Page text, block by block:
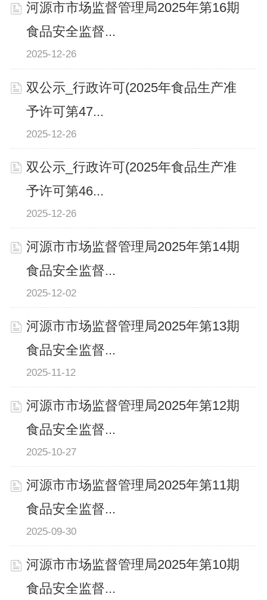
河源市市场监督管理局2025年第16期
食品安全监督...
2025-12-26
双公示_行政许可(2025年食品生产准
予许可第47...
2025-12-26
双公示_行政许可(2025年食品生产准
予许可第46...
2025-12-26
河源市市场监督管理局2025年第14期
食品安全监督...
2025-12-02
河源市市场监督管理局2025年第13期
食品安全监督...
2025-11-12
河源市市场监督管理局2025年第12期
食品安全监督...
2025-10-27
河源市市场监督管理局2025年第11期
食品安全监督...
2025-09-30
河源市市场监督管理局2025年第10期
食品安全监督...